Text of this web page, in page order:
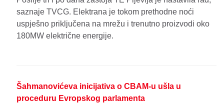
saznaje TVCG. Elektrana je tokom prethodne noći
uspješno priključena na mrežu i trenutno proizvodi oko
180MW električne energije.
Šahmanovićeva inicijativa o CBAM-u ušla u
proceduru Evropskog parlamenta